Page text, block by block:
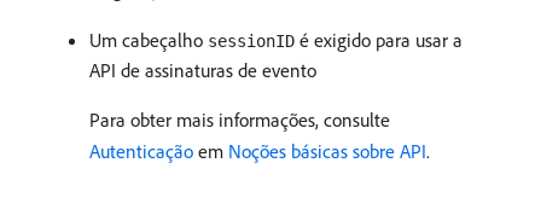
Um cabeçalho sessionID é exigido para usar a
API de assinaturas de evento
Para obter mais informações, consulte
Autenticação em Noções básicas sobre API.